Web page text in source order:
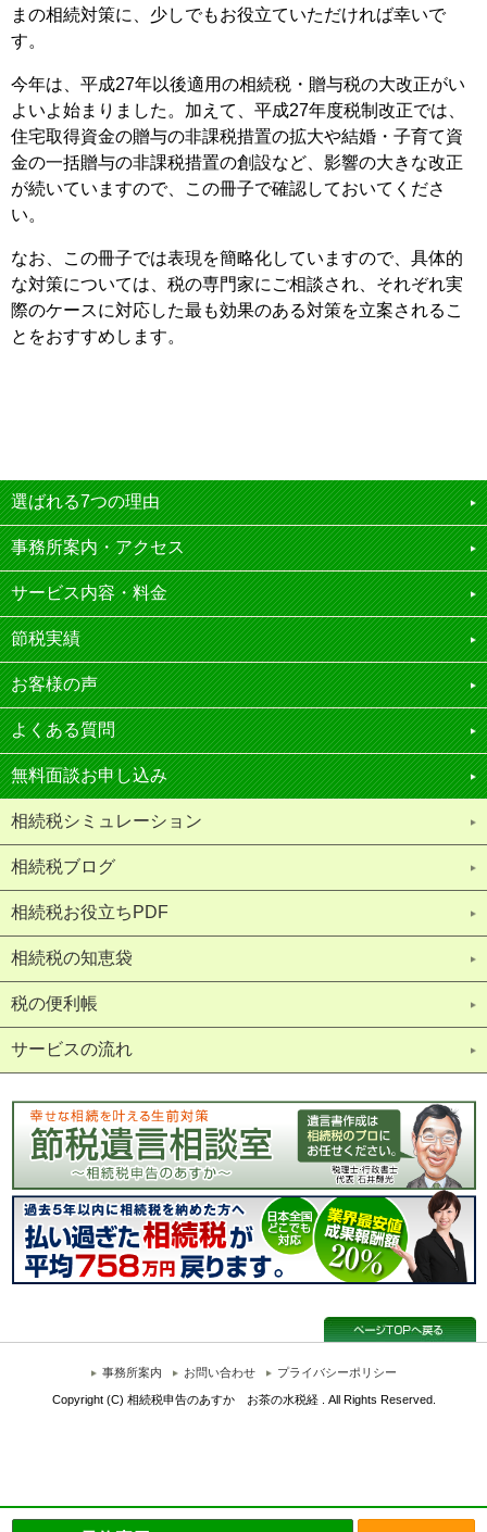
まの相続対策に、少しでもお役立ていただければ幸いで
す。
今年は、平成27年以後適用の相続税・贈与税の大改正がい
よいよ始まりました。加えて、平成27年度税制改正では、
住宅取得資金の贈与の非課税措置の拡大や結婚・子育て資
金の一括贈与の非課税措置の創設など、影響の大きな改正
が続いていますので、この冊子で確認しておいてくださ
い。
なお、この冊子では表現を簡略化していますので、具体的
な対策については、税の専門家にご相談され、それぞれ実
際のケースに対応した最も効果のある対策を立案されるこ
とをおすすめします。
選ばれる7つの理由
事務所案内・アクセス
サービス内容・料金
節税実績
お客様の声
よくある質問
無料面談お申し込み
相続税シミュレーション
相続税ブログ
相続税お役立ちPDF
相続税の知恵袋
税の便利帳
サービスの流れ
事務所案内 お問い合わせ プライバシーポリシー
Copyright (C) 相続税申告のあすか お茶の水税経 . All Rights Reserved.